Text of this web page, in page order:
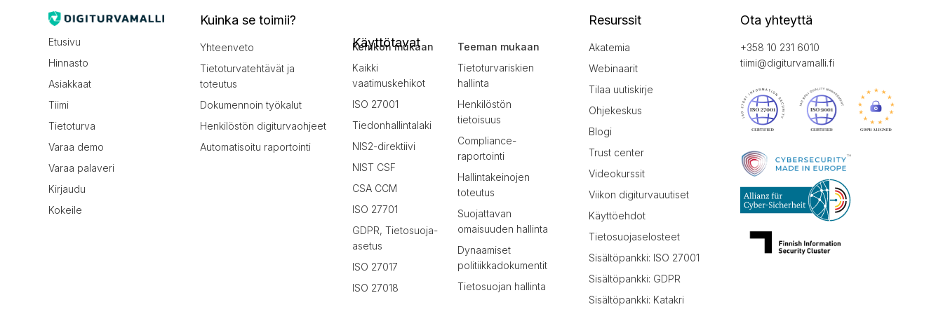
Etusivu
Hinnasto
Asiakkaat
Tiimi
Tietoturva
Varaa demo
Varaa palaveri
Kirjaudu
Kokeile
Kuinka se toimii?
Yhteenveto
Tietoturvatehtävät ja
toteutus
Dokumennoin työkalut
Henkilöstön digiturvaohjeet
Automatisoitu raportointi
Käyttötavat
Kehikon mukaan
Kaikki
vaatimuskehikot
ISO 27001
Tiedonhallintalaki
NIS2-direktiivi
NIST CSF
CSA CCM
ISO 27701
GDPR, Tietosuoja-
asetus
ISO 27017
ISO 27018
Teeman mukaan
Tietoturvariskien
hallinta
Henkilöstön
tietoisuus
Compliance-
raportointi
Hallintakeinojen
toteutus
Suojattavan
omaisuuden hallinta
Dynaamiset
politiikkadokumentit
Tietosuojan hallinta
Resurssit
Akatemia
Webinaarit
Tilaa uutiskirje
Ohjekeskus
Blogi
Trust center
Videokurssit
Viikon digiturvauutiset
Käyttöehdot
Tietosuojaselosteet
Sisältöpankki: ISO 27001
Sisältöpankki: GDPR
Sisältöpankki: Katakri
Ota yhteyttä
+358 10 231 6010
tiimi@digiturvamalli.fi